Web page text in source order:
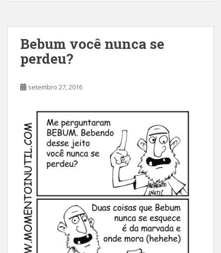
Bebum você nunca se
perdeu?
setembro 27, 2016